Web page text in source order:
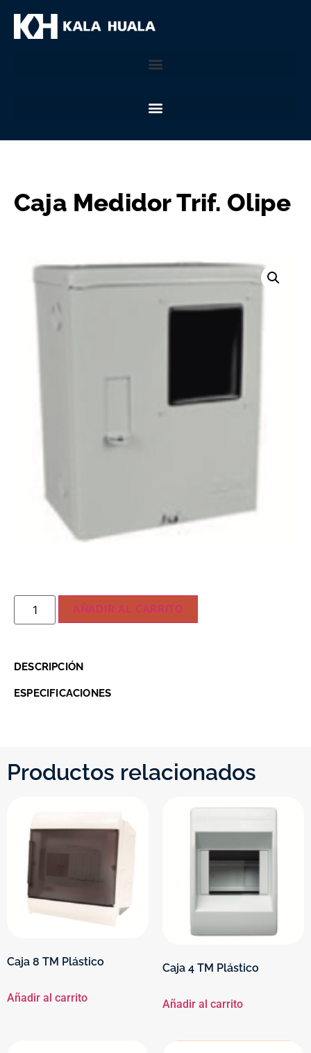
Caja Medidor Trif. Olipe
AÑADIR AL CARRITO
DESCRIPCIÓN
ESPECIFICACIONES
Productos relacionados
Caja 8 TM Plástico
Añadir al carrito
Caja 4 TM Plástico
Añadir al carrito